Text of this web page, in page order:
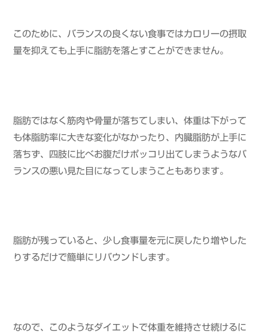
このために、バランスの良くない食事ではカロリーの摂取
量を抑えても上手に脂肪を落とすことができません。
脂肪ではなく筋肉や骨量が落ちてしまい、体重は下がって
も体脂肪率に大きな変化がなかったり、内臓脂肪が上手に
落ちず、四肢に比べお腹だけポッコリ出てしまうようなバ
ランスの悪い見た目になってしまうこともあります。
脂肪が残っていると、少し食事量を元に戻したり増やした
りするだけで簡単にリバウンドします。
なので、このようなダイエットで体重を維持させ続けるに